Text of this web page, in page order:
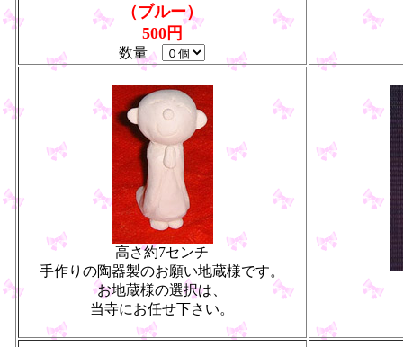
（ブルー）
500円
数量
高さ約7センチ
手作りの陶器製のお願い地蔵様です。
お地蔵様の選択は、
当寺にお任せ下さい。